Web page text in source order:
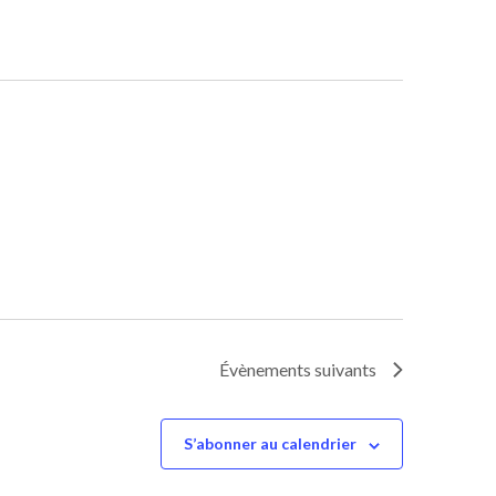
Évènements suivants
S’abonner au calendrier